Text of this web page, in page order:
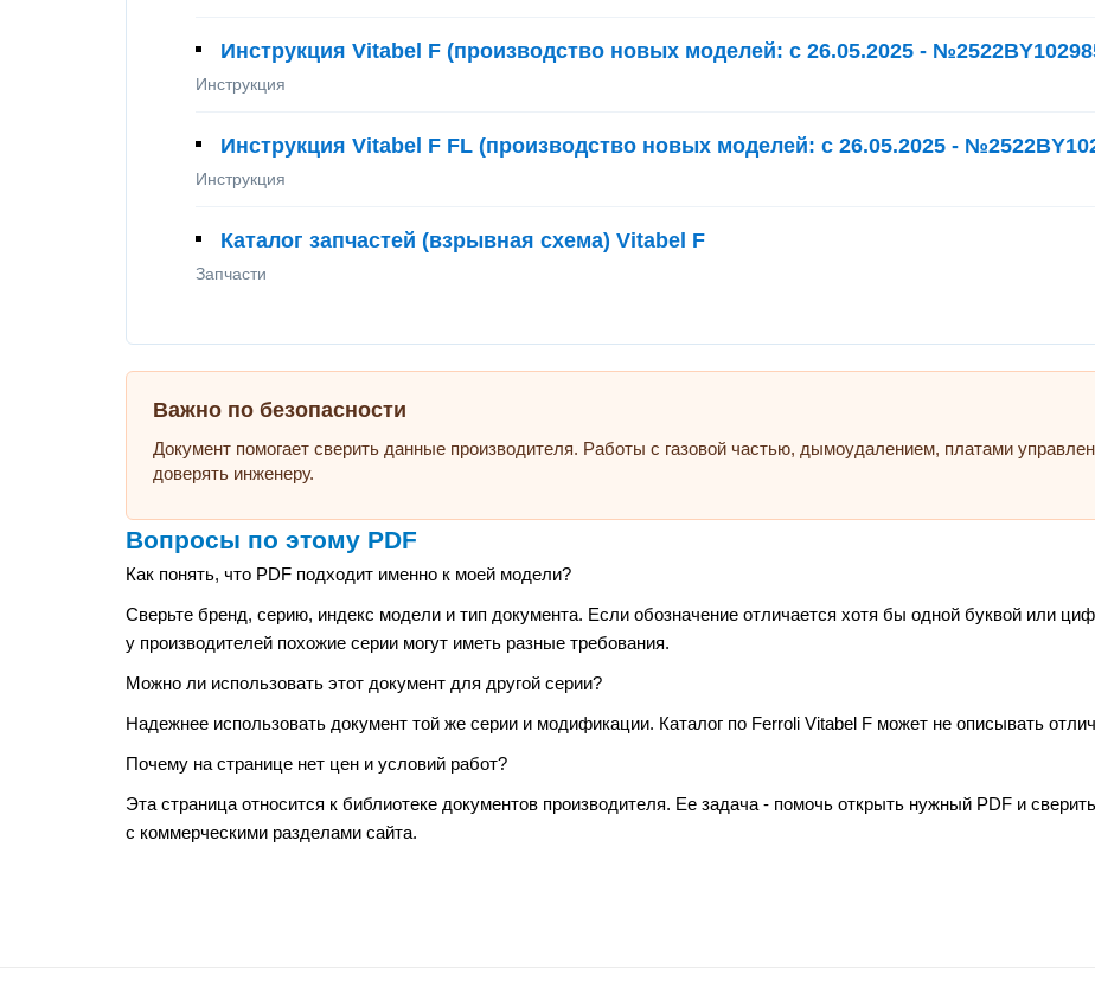
Инструкция Vitabel F (производство новых моделей: с 26.05.2025 -
Инструкция
Инструкция Vitabel F FL (производство новых моделей: с 26.05.2025 -
Инструкция
Каталог запчастей (взрывная схема) Vitabel F
Запчасти
Важно по безопасности
Документ помогает сверить данные производителя. Работы с газовой частью, дымоудалением, платами
доверять инженеру.
Вопросы по этому PDF
Как понять, что PDF подходит именно к моей модели?
Сверьте бренд, серию, индекс модели и тип документа. Если обозначение отличается хотя бы одной буквой или
у производителей похожие серии могут иметь разные требования.
Можно ли использовать этот документ для другой серии?
Надежнее использовать документ той же серии и модификации. Каталог по Ferroli Vitabel F может не описывать
Почему на странице нет цен и условий работ?
Эта страница относится к библиотеке документов производителя. Ее задача - помочь открыть нужный PDF и
с коммерческими разделами сайта.